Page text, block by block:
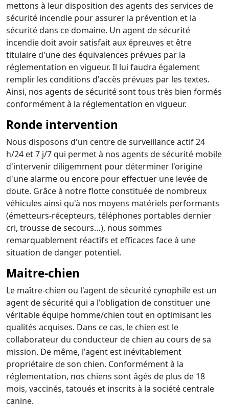
mettons à leur disposition des agents des services de
sécurité incendie pour assurer la prévention et la
sécurité dans ce domaine. Un agent de sécurité
incendie doit avoir satisfait aux épreuves et être
titulaire d'une des équivalences prévues par la
réglementation en vigueur. Il lui faudra également
remplir les conditions d'accès prévues par les textes.
Ainsi, nos agents de sécurité sont tous très bien formés
conformément à la réglementation en vigueur.
Ronde intervention
Nous disposons d'un centre de surveillance actif 24
h/24 et 7 j/7 qui permet à nos agents de sécurité mobile
d'intervenir diligemment pour déterminer l'origine
d'une alarme ou encore pour effectuer une levée de
doute. Grâce à notre flotte constituée de nombreux
véhicules ainsi qu'à nos moyens matériels performants
(émetteurs-récepteurs, téléphones portables dernier
cri, trousse de secours…), nous sommes
remarquablement réactifs et efficaces face à une
situation de danger potentiel.
Maitre-chien
Le maître-chien ou l'agent de sécurité cynophile est un
agent de sécurité qui a l'obligation de constituer une
véritable équipe homme/chien tout en optimisant les
qualités acquises. Dans ce cas, le chien est le
collaborateur du conducteur de chien au cours de sa
mission. De même, l'agent est inévitablement
propriétaire de son chien. Conformément à la
réglementation, nos chiens sont âgés de plus de 18
mois, vaccinés, tatoués et inscrits à la société centrale
canine.